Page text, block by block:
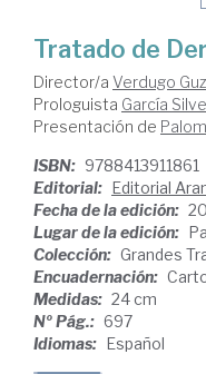
Tratado de
Director/a Verdugo
Prologuista García
Presentación de
ISBN: 9788413911861
Editorial: Editorial
Fecha de la edición:
Lugar de la edición:
Colección: Grandes
Encuadernación:
Medidas: 24 cm
Nº Pág.: 697
Idiomas: Español